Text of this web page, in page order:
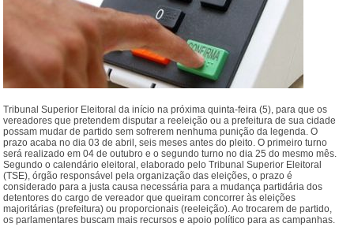
Tribunal Superior Eleitoral da início na próxima quinta-feira (5), para que os
vereadores que pretendem disputar a reeleição ou a prefeitura de sua cidade
possam mudar de partido sem sofrerem nenhuma punição da legenda. O
prazo acaba no dia 03 de abril, seis meses antes do pleito. O primeiro turno
será realizado em 04 de outubro e o segundo turno no dia 25 do mesmo mês.
Segundo o calendário eleitoral, elaborado pelo Tribunal Superior Eleitoral
(TSE), órgão responsável pela organização das eleições, o prazo é
considerado para a justa causa necessária para a mudança partidária dos
detentores do cargo de vereador que queiram concorrer às eleições
majoritárias (prefeitura) ou proporcionais (reeleição). Ao trocarem de partido,
os parlamentares buscam mais recursos e apoio político para as campanhas.